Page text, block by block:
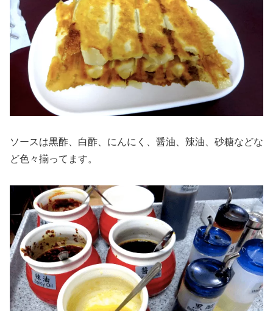
ソースは黒酢、白酢、にんにく、醤油、辣油、砂糖などな
ど色々揃ってます。